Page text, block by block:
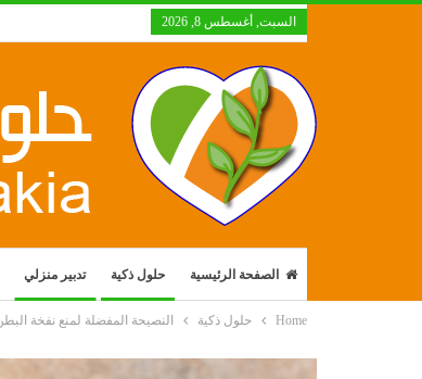
السبت, أغسطس 8, 2026
الصفحة الرئيسية حلول ذكية تدبير منزلي
Home حلول ذكية النصيحة المفضلة لمنع نفخة